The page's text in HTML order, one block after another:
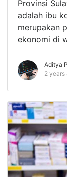
Provinsi
adalah ibu
merupakan
ekonomi di
Aditya
2 years